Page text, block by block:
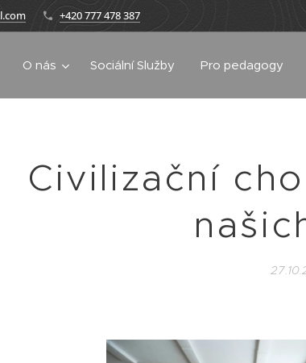
+420 777 478 387
O nás Sociální Služby Pro pedagogy
Civilizační